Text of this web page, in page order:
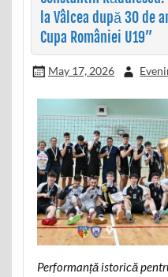
la Vâlcea după 30 de
Cupa României U19”
May 17, 2026
Performanță istorică